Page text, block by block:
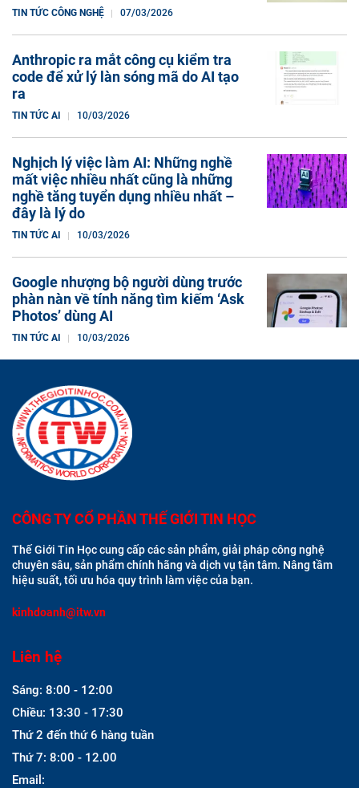
TIN TỨC CÔNG NGHỆ 07/03/2026
Anthropic ra mắt công cụ kiểm tra
code để xử lý làn sóng mã do AI tạo
ra
TIN TỨC AI 10/03/2026
Nghịch lý việc làm AI: Những nghề
mất việc nhiều nhất cũng là những
nghề tăng tuyển dụng nhiều nhất –
đây là lý do
TIN TỨC AI 10/03/2026
Google nhượng bộ người dùng trước
phàn nàn về tính năng tìm kiếm ‘Ask
Photos’ dùng AI
TIN TỨC AI 10/03/2026
CÔNG TY CỔ PHẦN THẾ GIỚI TIN HỌC
Thế Giới Tin Học cung cấp các sản phẩm, giải pháp công nghệ
chuyên sâu, sản phẩm chính hãng và dịch vụ tận tâm. Nâng tầm
hiệu suất, tối ưu hóa quy trình làm việc của bạn.
kinhdoanh@itw.vn
Liên hệ
Sáng: 8:00 - 12:00
Chiều: 13:30 - 17:30
Thứ 2 đến thứ 6 hàng tuần
Thứ 7: 8:00 - 12.00
Email: